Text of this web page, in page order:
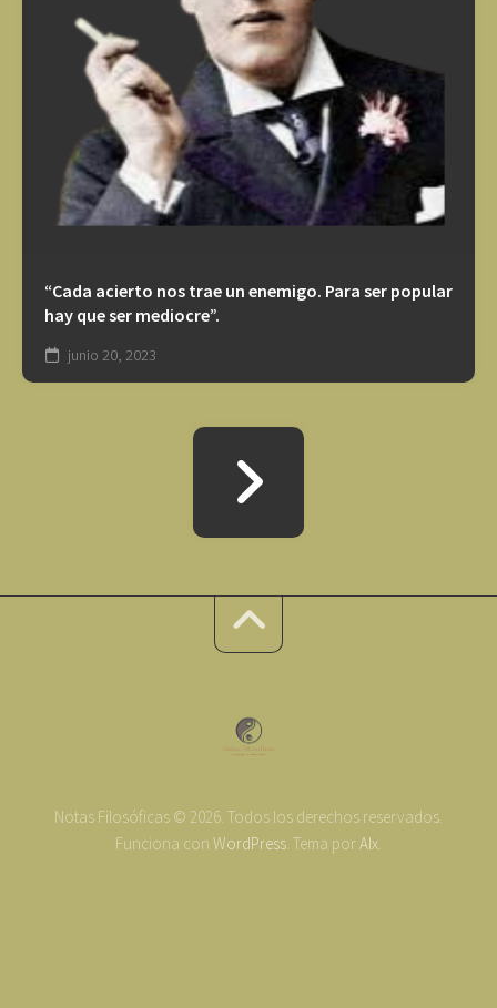
“Cada acierto nos trae un enemigo. Para ser popular
hay que ser mediocre”.
junio 20, 2023
Notas Filosóficas © 2026. Todos los derechos reservados.
Funciona con WordPress. Tema porAlx.